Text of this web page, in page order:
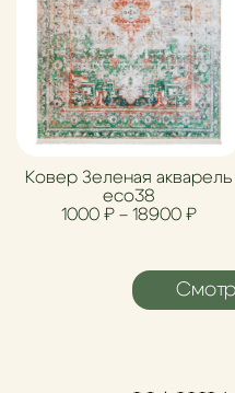
Ковер Зеленая акварель
eco38
1000 ₽ – 18900 ₽